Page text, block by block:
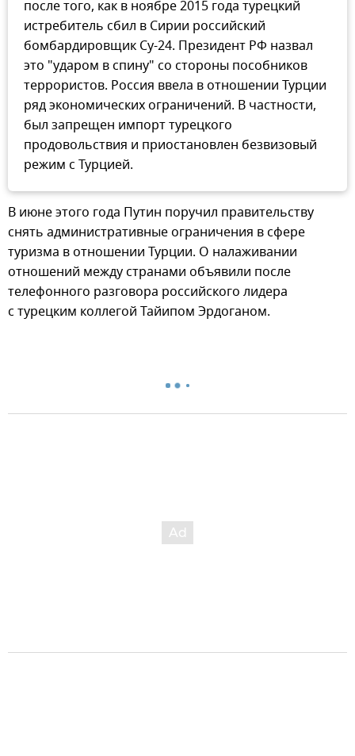
после того, как в ноябре 2015 года турецкий
истребитель сбил в Сирии российский
бомбардировщик Су-24. Президент РФ назвал
это "ударом в спину" со стороны пособников
террористов. Россия ввела в отношении Турции
ряд экономических ограничений. В частности,
был запрещен импорт турецкого
продовольствия и приостановлен безвизовый
режим с Турцией.
В июне этого года Путин поручил правительству
снять административные ограничения в сфере
туризма в отношении Турции. О налаживании
отношений между странами объявили после
телефонного разговора российского лидера
с турецким коллегой Тайипом Эрдоганом.